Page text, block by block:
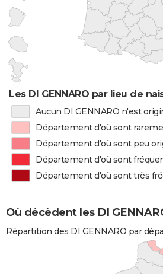
Les DI GENNARO par lieu de
Aucun DI GENNARO n'est
Département d'où sont
Département d'où sont peu
Département d'où sont
Département d'où sont très
Où décèdent les DI
Répartition des DI GENNARO par